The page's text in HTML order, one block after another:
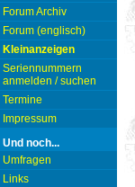
Forum Archiv
Forum (englisch)
Kleinanzeigen
Seriennummern
anmelden / suchen
Termine
Impressum
Und noch...
Umfragen
Links